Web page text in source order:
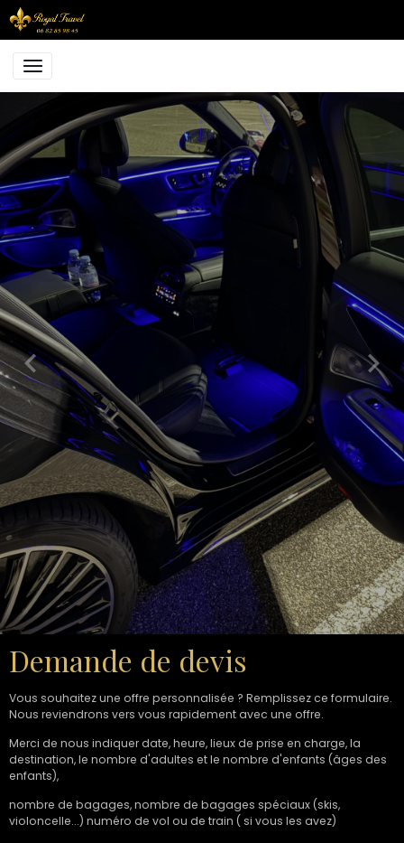
Demande de devis
Vous souhaitez une offre personnalisée ? Remplissez ce formulaire.
Nous reviendrons vers vous rapidement avec une offre.
Merci de nous indiquer date, heure, lieux de prise en charge, la
destination, le nombre d'adultes et le nombre d'enfants (âges des
enfants),
nombre de bagages, nombre de bagages spéciaux (skis,
violoncelle...) numéro de vol ou de train ( si vous les avez)